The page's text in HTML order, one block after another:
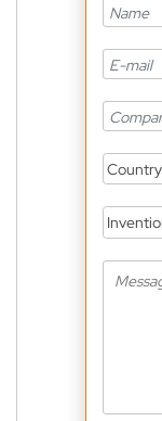
Country